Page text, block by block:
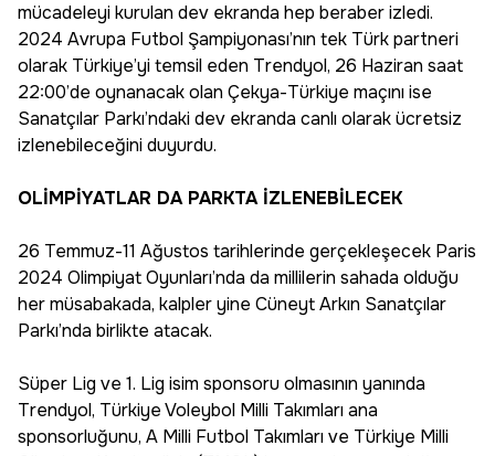
mücadeleyi kurulan dev ekranda hep beraber izledi.
2024 Avrupa Futbol Şampiyonası’nın tek Türk partneri
olarak Türkiye’yi temsil eden Trendyol, 26 Haziran saat
22:00’de oynanacak olan Çekya-Türkiye maçını ise
Sanatçılar Parkı’ndaki dev ekranda canlı olarak ücretsiz
izlenebileceğini duyurdu.
OLİMPİYATLAR DA PARKTA İZLENEBİLECEK
26 Temmuz-11 Ağustos tarihlerinde gerçekleşecek Paris
2024 Olimpiyat Oyunları’nda da millilerin sahada olduğu
her müsabakada, kalpler yine Cüneyt Arkın Sanatçılar
Parkı’nda birlikte atacak.
Süper Lig ve 1. Lig isim sponsoru olmasının yanında
Trendyol, Türkiye Voleybol Milli Takımları ana
sponsorluğunu, A Milli Futbol Takımları ve Türkiye Milli